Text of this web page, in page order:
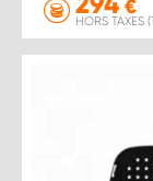
€
HORS TAXES